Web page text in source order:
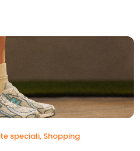
speciali, Shopping